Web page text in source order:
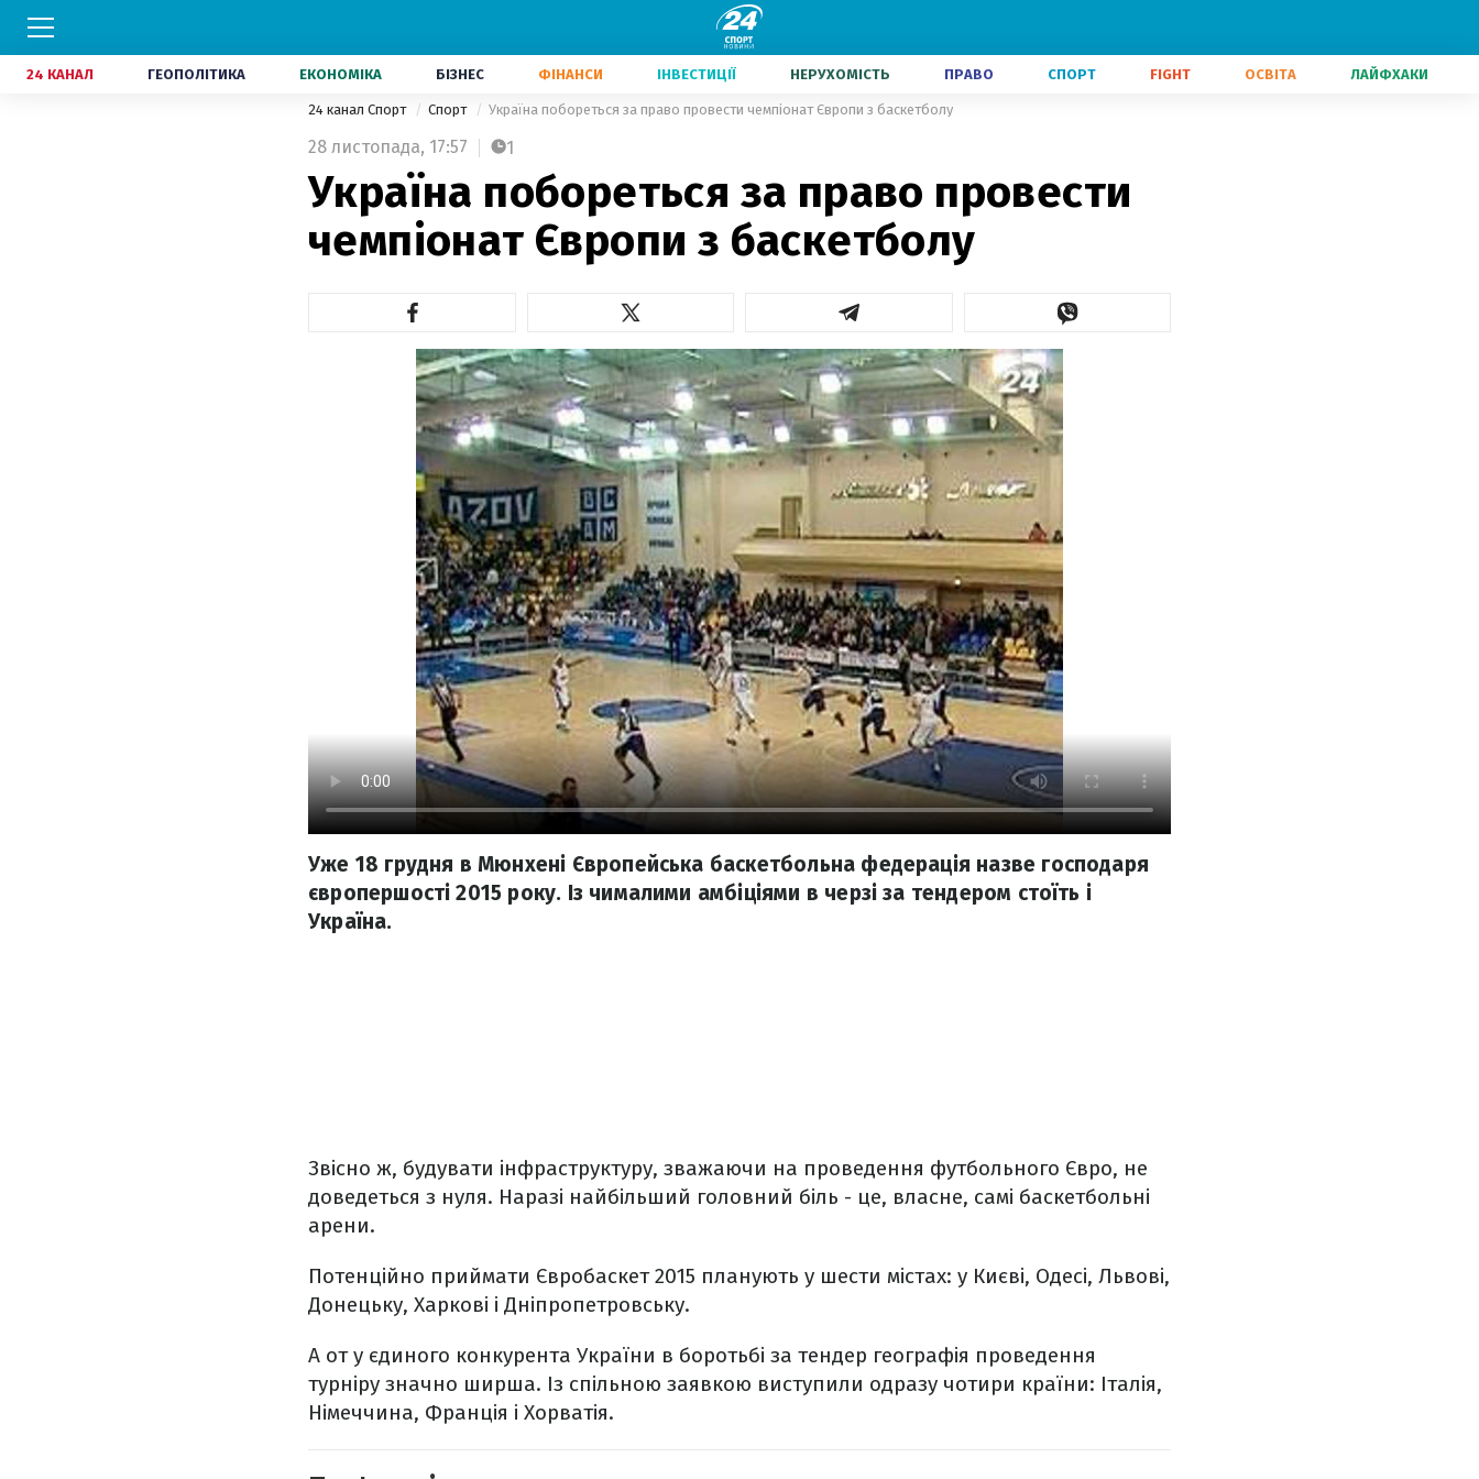
24 КАНАЛ ГЕОПОЛІТИКА ЕКОНОМІКА БІЗНЕС ФІНАНСИ ІНВЕСТИЦІЇ НЕРУХОМІСТЬ ПРАВО СПОРТ FIGHT ОСВІТА ЛАЙФХАКИ
24 канал Спорт Спорт Україна побореться за право провести чемпіонат Європи з баскетболу
28 листопада, 17:57 1
Україна побореться за право провести
чемпіонат Європи з баскетболу
Уже 18 грудня в Мюнхені Європейська баскетбольна федерація назве господаря
європершості 2015 року. Із чималими амбіціями в черзі за тендером стоїть і
Україна.
Звісно ж, будувати інфраструктуру, зважаючи на проведення футбольного Євро, не
доведеться з нуля. Наразі найбільший головний біль - це, власне, самі баскетбольні
арени.
Потенційно приймати Євробаскет 2015 планують у шести містах: у Києві, Одесі, Львові,
Донецьку, Харкові і Дніпропетровську.
А от у єдиного конкурента України в боротьбі за тендер географія проведення
турніру значно ширша. Із спільною заявкою виступили одразу чотири країни: Італія,
Німеччина, Франція і Хорватія.